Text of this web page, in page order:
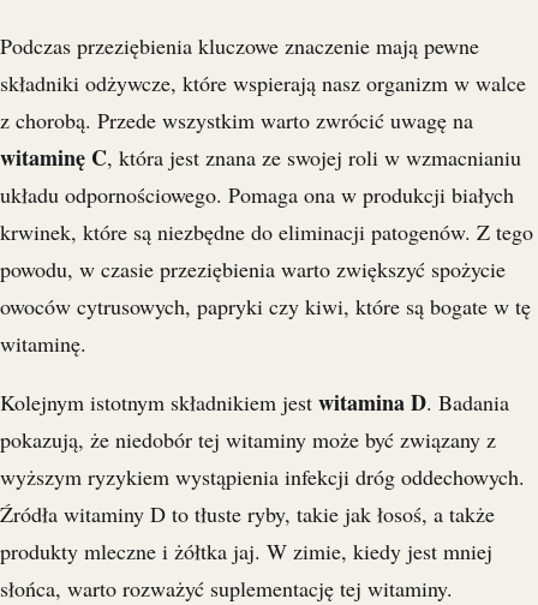
Podczas przeziębienia kluczowe znaczenie mają pewne
składniki odżywcze, które wspierają nasz organizm w walce
z chorobą. Przede wszystkim warto zwrócić uwagę na
witaminę C, która jest znana ze swojej roli w wzmacnianiu
układu odpornościowego. Pomaga ona w produkcji białych
krwinek, które są niezbędne do eliminacji patogenów. Z tego
powodu, w czasie przeziębienia warto zwiększyć spożycie
owoców cytrusowych, papryki czy kiwi, które są bogate w tę
witaminę.
Kolejnym istotnym składnikiem jest witamina D. Badania
pokazują, że niedobór tej witaminy może być związany z
wyższym ryzykiem wystąpienia infekcji dróg oddechowych.
Źródła witaminy D to tłuste ryby, takie jak łosoś, a także
produkty mleczne i żółtka jaj. W zimie, kiedy jest mniej
słońca, warto rozważyć suplementację tej witaminy.